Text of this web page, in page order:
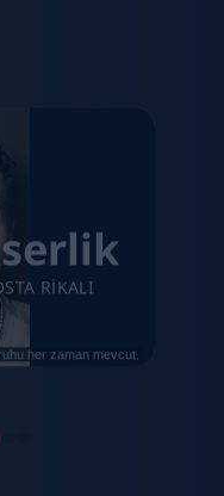
RIKALI